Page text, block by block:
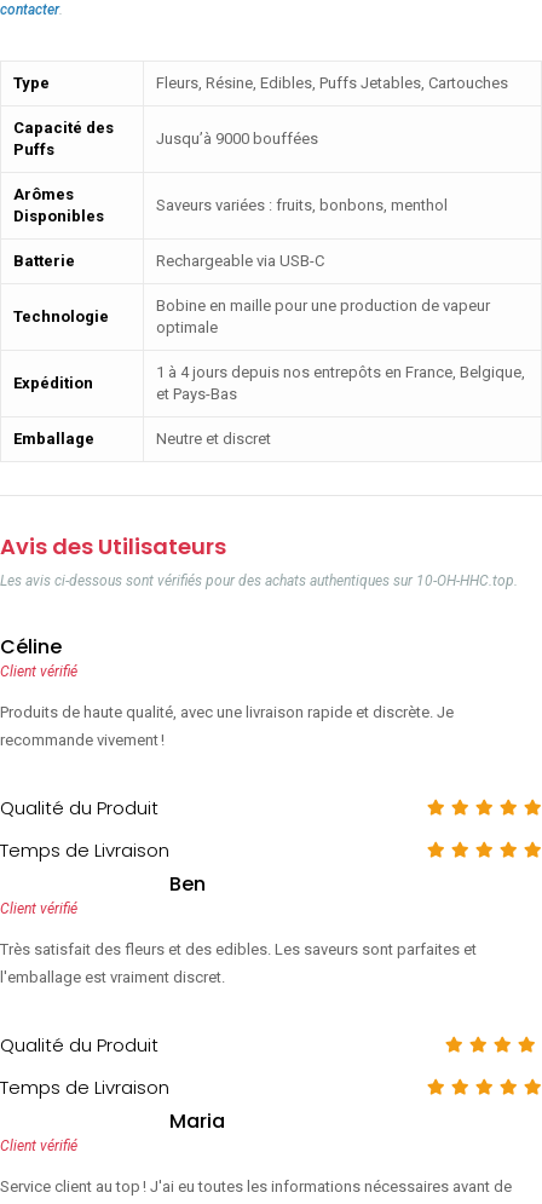
contacter.
Type Fleurs, Résine, Edibles, Puffs Jetables, Cartouches
Capacité des
Puffs
Jusqu’à 9000 bouffées
Arômes
Disponibles
Saveurs variées : fruits, bonbons, menthol
Batterie Rechargeable via USB-C
Technologie
Bobine en maille pour une production de vapeur
optimale
Expédition
1 à 4 jours depuis nos entrepôts en France, Belgique,
et Pays-Bas
Emballage Neutre et discret
Avis des Utilisateurs
Les avis ci-dessous sont vérifiés pour des achats authentiques sur 10-OH-HHC.top.
Céline
Client vérifié
Produits de haute qualité, avec une livraison rapide et discrète. Je
recommande vivement !
Qualité du Produit
Temps de Livraison
Ben
Client vérifié
Très satisfait des fleurs et des edibles. Les saveurs sont parfaites et
l'emballage est vraiment discret.
Qualité du Produit
Temps de Livraison
Maria
Client vérifié
Service client au top ! J'ai eu toutes les informations nécessaires avant de